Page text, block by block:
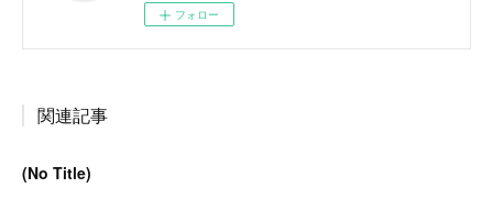
フォロー
関連記事
(No Title)